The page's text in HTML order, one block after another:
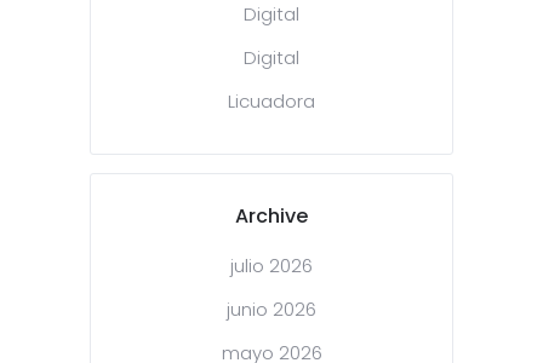
Digital
Digital
Licuadora
Archive
julio 2026
junio 2026
mayo 2026